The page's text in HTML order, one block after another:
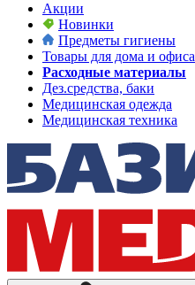
Акции
Новинки
Предметы гигиены
Товары для дома и офиса
Расходные материалы
Дез.средства, баки
Медицинская одежда
Медицинская техника